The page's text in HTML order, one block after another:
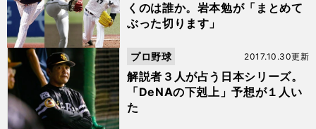
くのは誰か。岩本勉が「まとめて
ぶった切ります」
解説者３人が占う日本シリーズ。
「DeNAの下剋上」予想が１人い
た
2017.10.30更新
プロ野球